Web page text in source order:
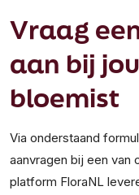
Vraag
aan bij
bloemist
Via onderstaand
aanvragen bij een van
platform FloraNL